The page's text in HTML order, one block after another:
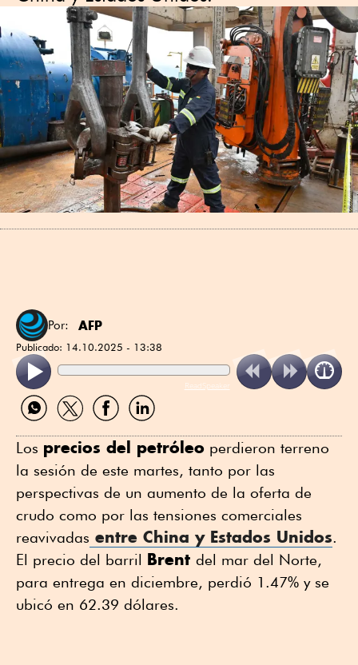
Por: AFP
Publicado: 14.10.2025 - 13:38
ReadSpeaker
Compartir
por
Compartir
por
Compartir
por
Compartir
por
Los precios del petróleo perdieron terreno
la sesión de este martes, tanto por las
perspectivas de un aumento de la oferta de
crudo como por las tensiones comerciales
reavivadas entre China y Estados Unidos.
El precio del barril Brent del mar del Norte,
para entrega en diciembre, perdió 1.47% y se
ubicó en 62.39 dólares.